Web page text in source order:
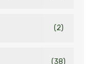
(2)
(38)